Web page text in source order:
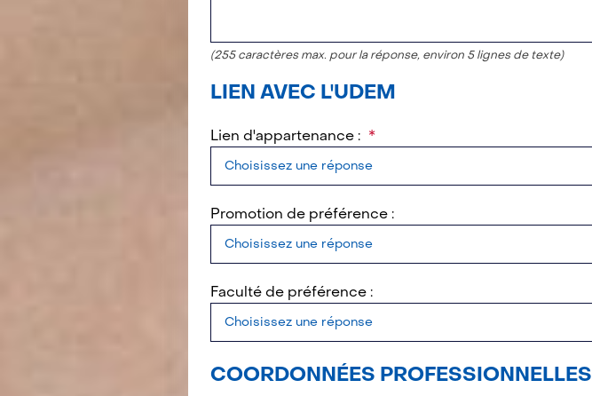
(255 caractères max. pour la réponse, environ 5 lignes de texte)
LIEN AVEC L'UDEM
Lien d'appartenance :
Promotion de préférence :
Faculté de préférence :
COORDONNÉES PROFESSIONNELLES